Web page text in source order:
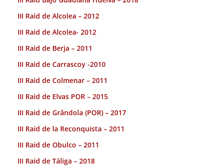
III Raid de Alcolea – 2012
III Raid de Alcolea- 2012
III Raid de Berja – 2011
III Raid de Carrascoy -2010
III Raid de Colmenar – 2011
III Raid de Elvas POR – 2015
III Raid de Grândola (POR) – 2017
III Raid de la Reconquista – 2011
III Raid de Obulco – 2011
III Raid de Táliga – 2018